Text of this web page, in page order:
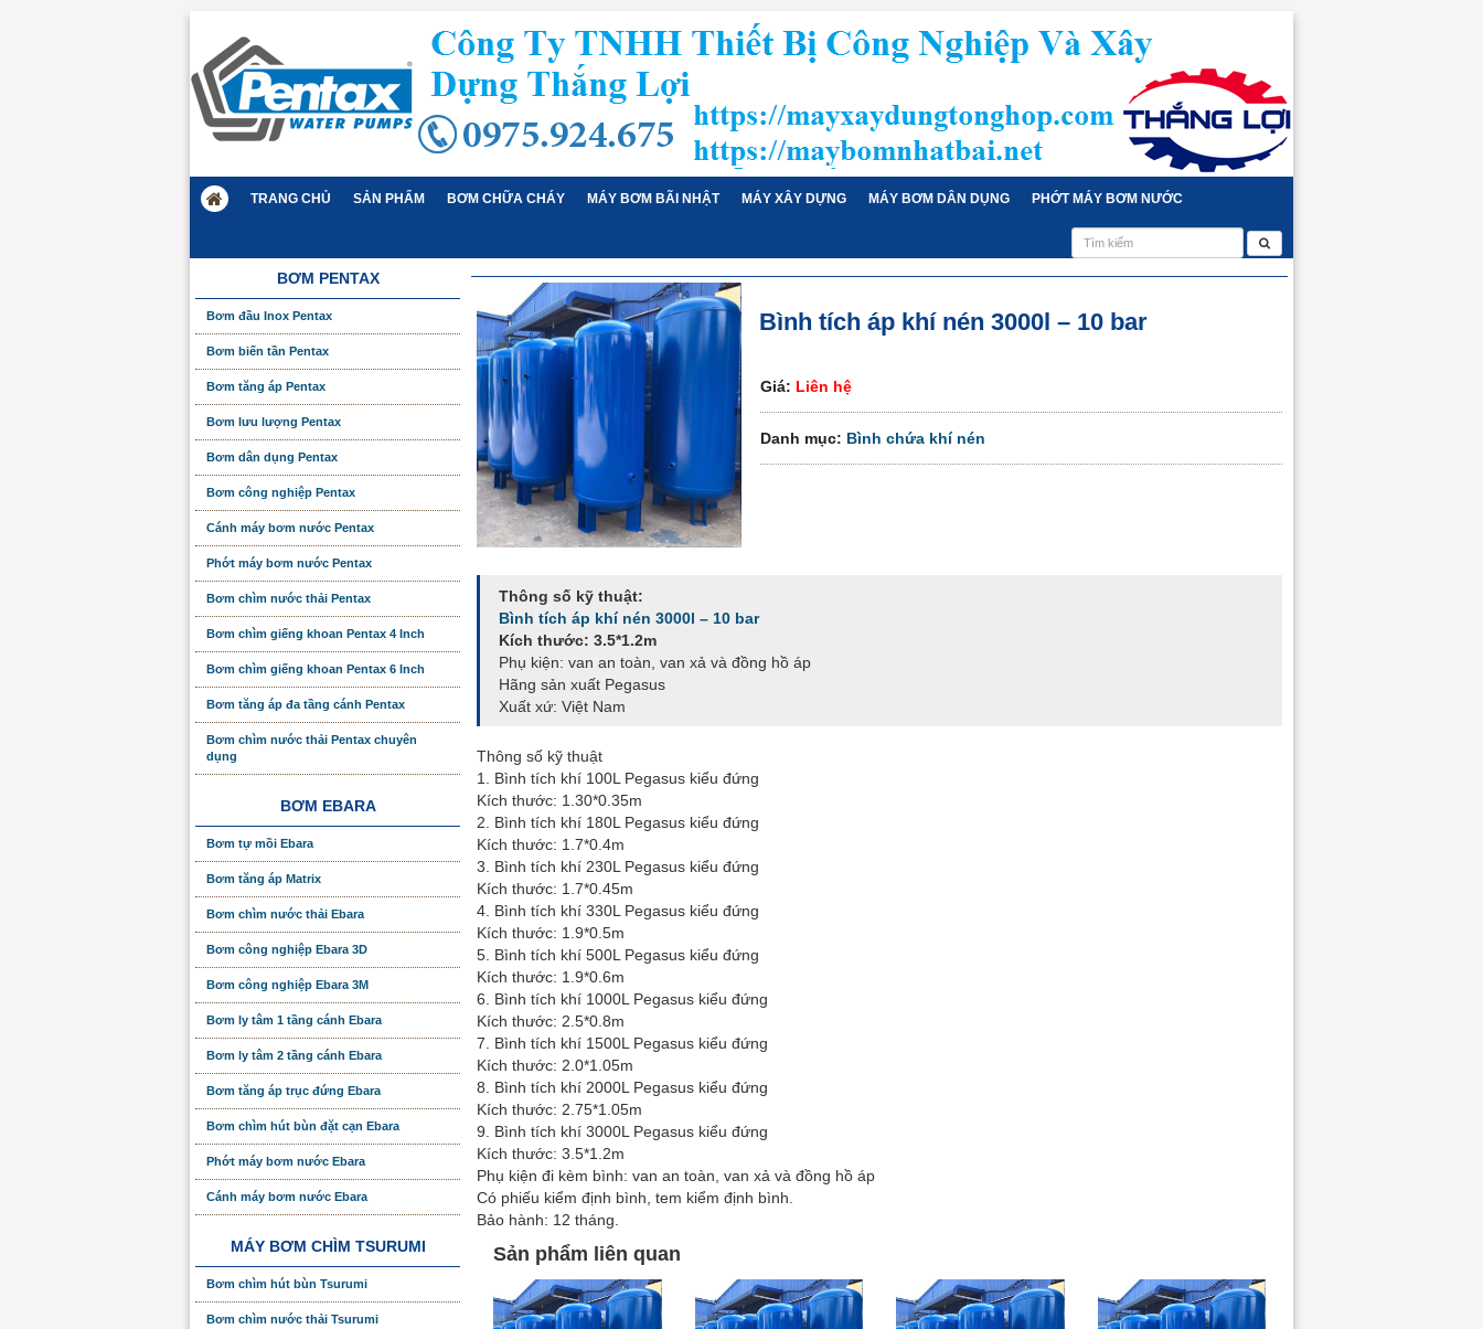
TRANG CHỦ SẢN PHẨM BƠM CHỮA CHÁY MÁY BƠM BÃI NHẬT MÁY XÂY DỰNG MÁY BƠM DÂN DỤNG PHỚT MÁY BƠM NƯỚC
Bình tích áp khí nén 3000l – 10 bar
Giá: Liên hệ
Danh mục: Bình chứa khí nén
Thông số kỹ thuật:
Bình tích áp khí nén 3000l – 10 bar
Kích thước: 3.5*1.2m
Phụ kiện: van an toàn, van xả và đồng hồ áp
Hãng sản xuất Pegasus
Xuất xứ: Việt Nam
Thông số kỹ thuật
1. Bình tích khí 100L Pegasus kiểu đứng
Kích thước: 1.30*0.35m
2. Bình tích khí 180L Pegasus kiểu đứng
Kích thước: 1.7*0.4m
3. Bình tích khí 230L Pegasus kiểu đứng
Kích thước: 1.7*0.45m
4. Bình tích khí 330L Pegasus kiểu đứng
Kích thước: 1.9*0.5m
5. Bình tích khí 500L Pegasus kiểu đứng
Kích thước: 1.9*0.6m
6. Bình tích khí 1000L Pegasus kiểu đứng
Kích thước: 2.5*0.8m
7. Bình tích khí 1500L Pegasus kiểu đứng
Kích thước: 2.0*1.05m
8. Bình tích khí 2000L Pegasus kiểu đứng
Kích thước: 2.75*1.05m
9. Bình tích khí 3000L Pegasus kiểu đứng
Kích thước: 3.5*1.2m
Phụ kiện đi kèm bình: van an toàn, van xả và đồng hồ áp
Có phiếu kiểm định bình, tem kiểm định bình.
Bảo hành: 12 tháng.
Sản phẩm liên quan
BƠM PENTAX
Bơm đầu Inox Pentax
Bơm biến tần Pentax
Bơm tăng áp Pentax
Bơm lưu lượng Pentax
Bơm dân dụng Pentax
Bơm công nghiệp Pentax
Cánh máy bơm nước Pentax
Phớt máy bơm nước Pentax
Bơm chìm nước thải Pentax
Bơm chìm giếng khoan Pentax 4 Inch
Bơm chìm giếng khoan Pentax 6 Inch
Bơm tăng áp đa tầng cánh Pentax
Bơm chìm nước thải Pentax chuyên
dụng
BƠM EBARA
Bơm tự mồi Ebara
Bơm tăng áp Matrix
Bơm chìm nước thải Ebara
Bơm công nghiệp Ebara 3D
Bơm công nghiệp Ebara 3M
Bơm ly tâm 1 tầng cánh Ebara
Bơm ly tâm 2 tầng cánh Ebara
Bơm tăng áp trục đứng Ebara
Bơm chìm hút bùn đặt cạn Ebara
Phớt máy bơm nước Ebara
Cánh máy bơm nước Ebara
MÁY BƠM CHÌM TSURUMI
Bơm chìm hút bùn Tsurumi
Bơm chìm nước thải Tsurumi